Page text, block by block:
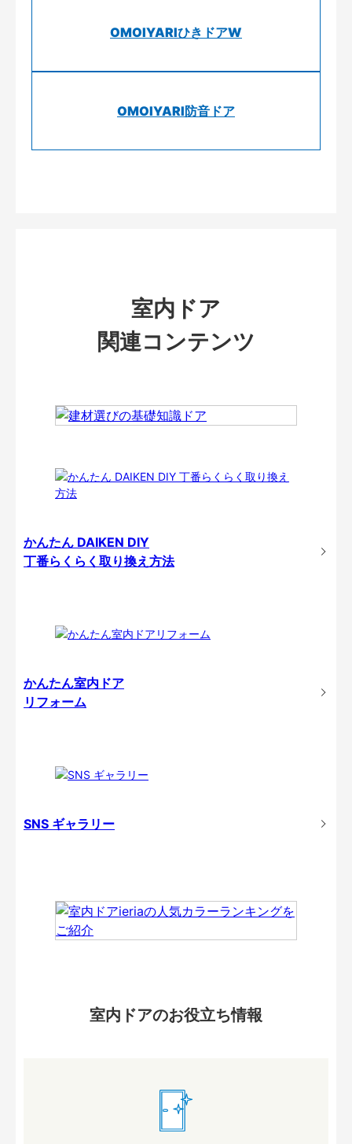
OMOIYARIひきドアW
OMOIYARI防音ドア
室内ドア
関連コンテンツ
かんたん DAIKEN DIY
丁番らくらく取り換え方法
かんたん室内ドア
リフォーム
SNS ギャラリー
室内ドアのお役立ち情報